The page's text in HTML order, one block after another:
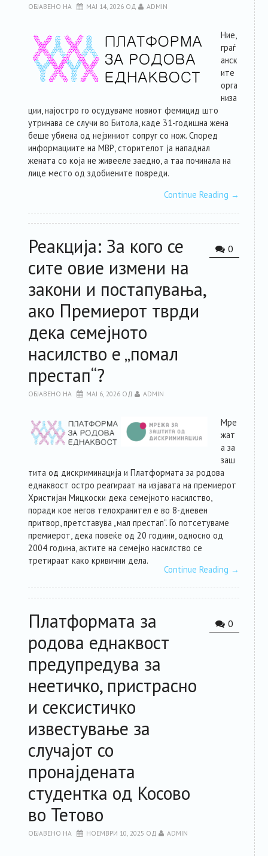
ОБЈАВЕНО НА МАЈ 14, 2026 ОД ADMIN
Ние,
граѓ
анск
ите
орга
низа
ции, најостро го осудуваме новиот фемицид што
утринава се случи во Битола, каде 31-годишна жена
беше убиена од нејзиниот сопруг со нож. Според
информациите на МВР, сторителот ја нападнал
жената со која не живееле заедно, а таа починала на
лице место од здобиените повреди.
Continue Reading →
0
Реакција: За кого се
сите овие измени на
закони и постапувања,
ако Премиерот тврди
дека семејното
насилство е „помал
престап“?
ОБЈАВЕНО НА МАЈ 6, 2026 ОД ADMIN
Мре
жат
а за
заш
тита од дискриминација и Платформата за родова
еднаквост остро реагираат на изјавата на премиерот
Христијан Мицкоски дека семејното насилство,
поради кое негов телохранител е во 8-дневен
притвор, претставува „мал престап“. Го потсетуваме
премиерот, дека повеќе од 20 години, односно од
2004 година, актите на семејно насилство се
третираат како кривични дела.
Continue Reading →
0
Платформата за
родова еднаквост
предупредува за
неетичко, пристрасно
и сексистичко
известување за
случајот со
пронајдената
студентка од Косово
во Тетово
ОБЈАВЕНО НА НОЕМВРИ 10, 2025 ОД ADMIN